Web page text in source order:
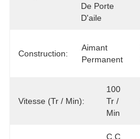
De Porte
D'aile
Construction:
Aimant
Permanent
Vitesse (tr / Min):
100
Tr /
Min
C.C